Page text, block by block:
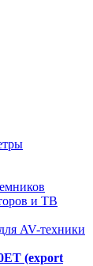
и ТВ
AV-техники
(export